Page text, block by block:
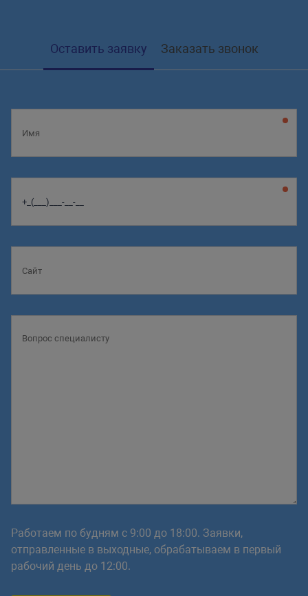
Оставить заявку Заказать звонок
Работаем по будням с 9:00 до 18:00. Заявки,
отправленные в выходные, обрабатываем в первый
рабочий день до 12:00.